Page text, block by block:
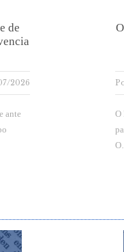
de
2026
ante
O